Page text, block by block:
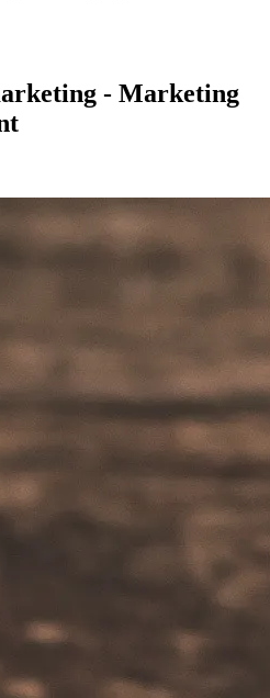
- Marketing